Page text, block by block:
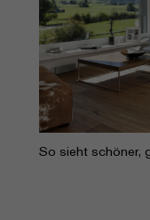
So sieht schöner,